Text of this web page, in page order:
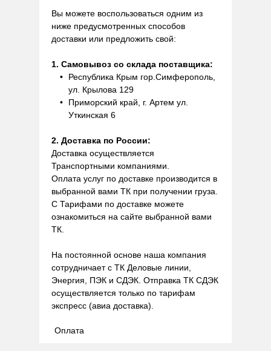
Вы можете воспользоваться одним из
ниже предусмотренных способов
доставки или предложить свой:
1. Самовывоз со склада поставщика:
Республика Крым гор.Симферополь,
ул. Крылова 129
Приморский край, г. Артем ул.
Уткинская 6
2. Доставка по России:
Доставка осуществляется
Транспортными компаниями.
Оплата услуг по доставке производится в
выбранной вами ТК при получении груза.
С Тарифами по доставке можете
ознакомиться на сайте выбранной вами
ТК.
На постоянной основе наша компания
сотрудничает с ТК Деловые линии,
Энергия, ПЭК и СДЭК. Отправка ТК СДЭК
осуществляется только по тарифам
экспресс (авиа доставка).
Оплата